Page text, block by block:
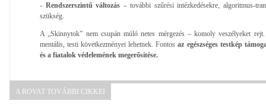
- Rendszerszintű változás – további szűrési intézkedésekre, algoritmus-
szükség.
A „Skinnytok” nem csupán múló netes mérgezés – komoly veszélyeket
mentális, testi következményei lehetnek. Fontosaz egészséges testkép
és a fiatalok védelemének megerősítése.
A ROVAT TOVÁBBI CIKKEI